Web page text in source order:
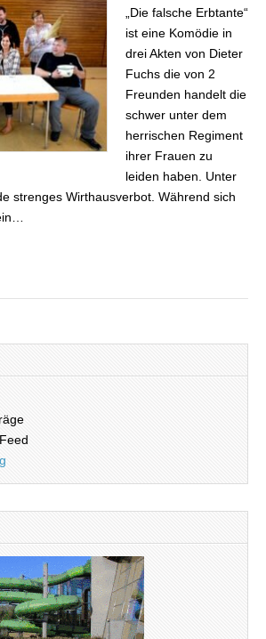
spielen „Die
falsche Erbtante“
„Die falsche Erbtante“
ist eine Komödie in
drei Akten von Dieter
Fuchs die von 2
Freunden handelt die
schwer unter dem
herrischen Regiment
ihrer Frauen zu
leiden haben. Unter
strenges Wirthausverbot. Während sich